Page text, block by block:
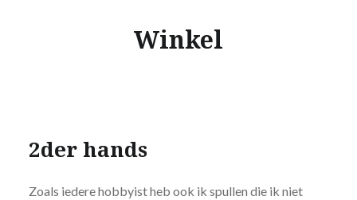
Winkel
2der hands
Zoals iedere hobbyist heb ook ik spullen die ik niet